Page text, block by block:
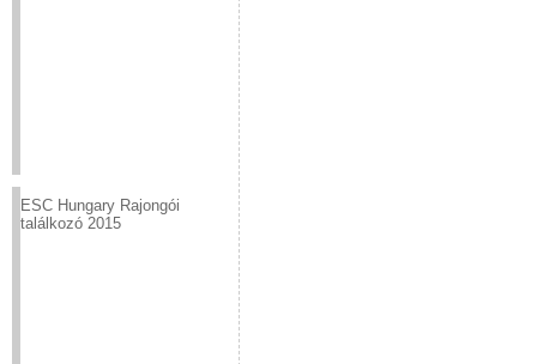
ESC Hungary Rajongói
találkozó 2015